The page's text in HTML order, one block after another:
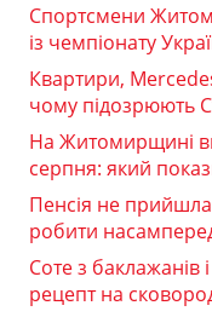
Спортсмени
із чемпіонату
Квартири,
чому підозрюють
На Житомирщині
серпня: який
Пенсія не
робити
Соте з баклажанів
рецепт на